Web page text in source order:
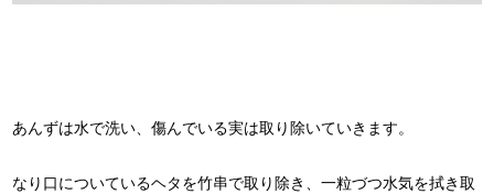
あんずは水で洗い、傷んでいる実は取り除いていきます。
なり口についているヘタを竹串で取り除き、一粒づつ水気を拭き取